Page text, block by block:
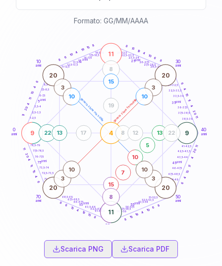
Formato: GG/MM/AAAA
generazione maschile generazione femminile
0
anni
10
anni
30
anni
40
anni
50
anni
60
70
anni
1-2,5
2,5-3,5
3,5-4
6-7,5
7,5-8,5
8,5-9
11-12,5
12,5-13,5
13,5-14
16-17,5
17,5-18,5
18,5-19
21-22,5
22,5-23,5
23,5-24
26-27,5
27,5-28,5
28,5-29
31-32,5
32,5-33,5
33,5-34
36-37,5
37,5-38,5
38,5-39
41-42,5
42,5-43,5
43,5-44
46-47,5
47,5-48,5
48,5-49
51-52,5
52,5-53,5
53,5-54
56-57,5
57,5-58,5
58,5-59
61-62,5
62,5-63,5
63,5-64
66-67,5
67,5-68,5
68,5-69
71-72,5
72,5-73,5
73,5-74
76-77,5
77,5-78,5
78,5-79
11
20
4
11
15
4
6
8
6
10
4
19
15
8 8
15
19
4
10 6
8
6
4
15
11
4
20
11
11
20
4
11
15
4
6
8
6
10
4
19
15
8
8
15
19
4
10
6
8
6
4
15
11
4
20
11
9
11
9
11
4
20 20
20 20
15
7
10
5
13
22
8
22
8
13
15
8 12
17
19
3
10
3
10
3
10
3
10
5anni
15 anni 25anni
35anni
45anni
55anni
65anni
75anni
Scarica PNG Scarica PDF